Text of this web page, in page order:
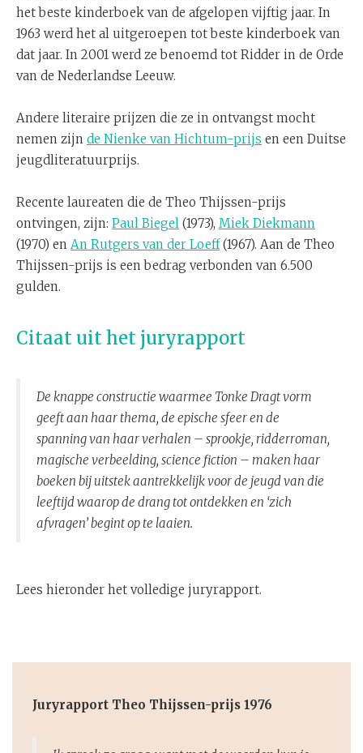
het beste kinderboek van de afgelopen vijftig jaar. In
1963 werd het al uitgeroepen tot beste kinderboek van
dat jaar. In 2001 werd ze benoemd tot Ridder in de Orde
van de Nederlandse Leeuw.
Andere literaire prijzen die ze in ontvangst mocht
nemen zijn de Nienke van Hichtum-prijs en een Duitse
jeugdliteratuurprijs.
Recente laureaten die de Theo Thijssen-prijs
ontvingen, zijn: Paul Biegel (1973), Miek Diekmann
(1970) en An Rutgers van der Loeff(1967). Aan de Theo
Thijssen-prijs is een bedrag verbonden van 6.500
gulden.
Citaat uit het juryrapport
De knappe constructie waarmee Tonke Dragt vorm
geeft aan haar thema, de epische sfeer en de
spanning van haar verhalen – sprookje, ridderroman,
magische verbeelding, science fiction – maken haar
boeken bij uitstek aantrekkelijk voor de jeugd van die
leeftijd waarop de drang tot ontdekken en ‘zich
afvragen’ begint op te laaien.
Lees hieronder het volledige juryrapport.
Juryrapport Theo Thijssen-prijs 1976